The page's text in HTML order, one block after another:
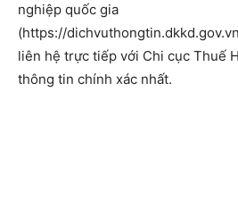
nghiệp quốc gia
(https://
liên hệ trực tiếp với Chi cục Thuế
thông tin chính xác nhất.